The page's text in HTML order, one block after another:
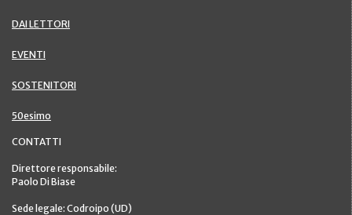
DAI LETTORI
EVENTI
SOSTENITORI
50esimo
CONTATTI
Direttore responsabile:
Paolo Di Biase
Sede legale: Codroipo (UD)